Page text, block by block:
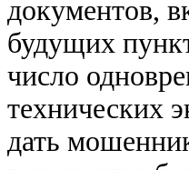
документов,
будущих
число
технических
дать